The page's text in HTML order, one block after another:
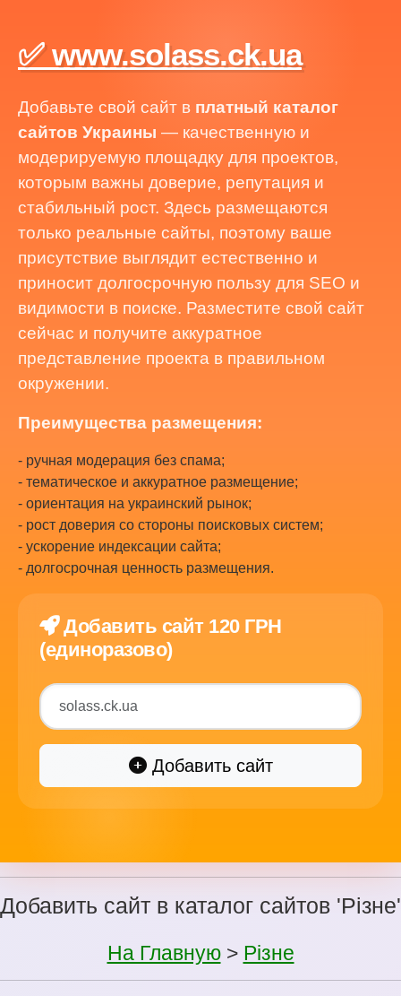
✅ www.solass.ck.ua
Добавьте свой сайт в платный каталог
сайтов Украины — качественную и
модерируемую площадку для проектов,
которым важны доверие, репутация и
стабильный рост. Здесь размещаются
только реальные сайты, поэтому ваше
присутствие выглядит естественно и
приносит долгосрочную пользу для SEO и
видимости в поиске. Разместите свой сайт
сейчас и получите аккуратное
представление проекта в правильном
окружении.
Преимущества размещения:
- ручная модерация без спама;
- тематическое и аккуратное размещение;
- ориентация на украинский рынок;
- рост доверия со стороны поисковых систем;
- ускорение индексации сайта;
- долгосрочная ценность размещения.
Добавить сайт 120 ГРН
(единоразово)
Добавить сайт
Добавить сайт в каталог сайтов 'Різне'
На Главную> Різне